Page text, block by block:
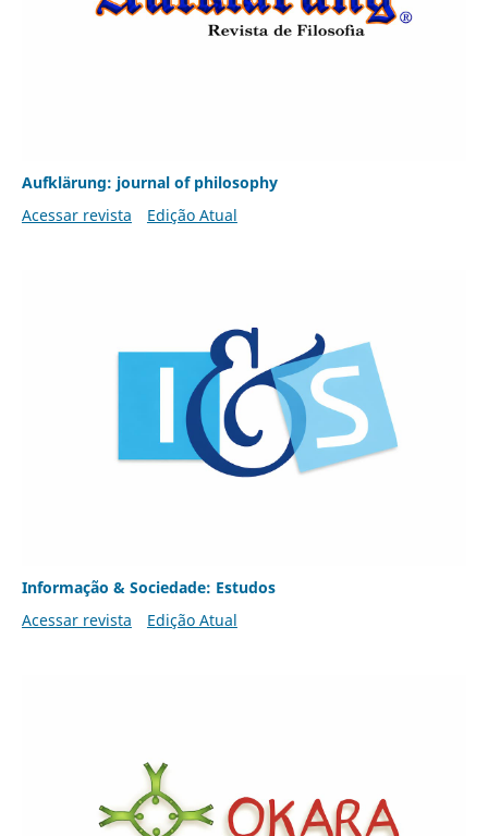
Aufklärung: journal of philosophy
Acessar revista
Edição Atual
Informação & Sociedade: Estudos
Acessar revista
Edição Atual